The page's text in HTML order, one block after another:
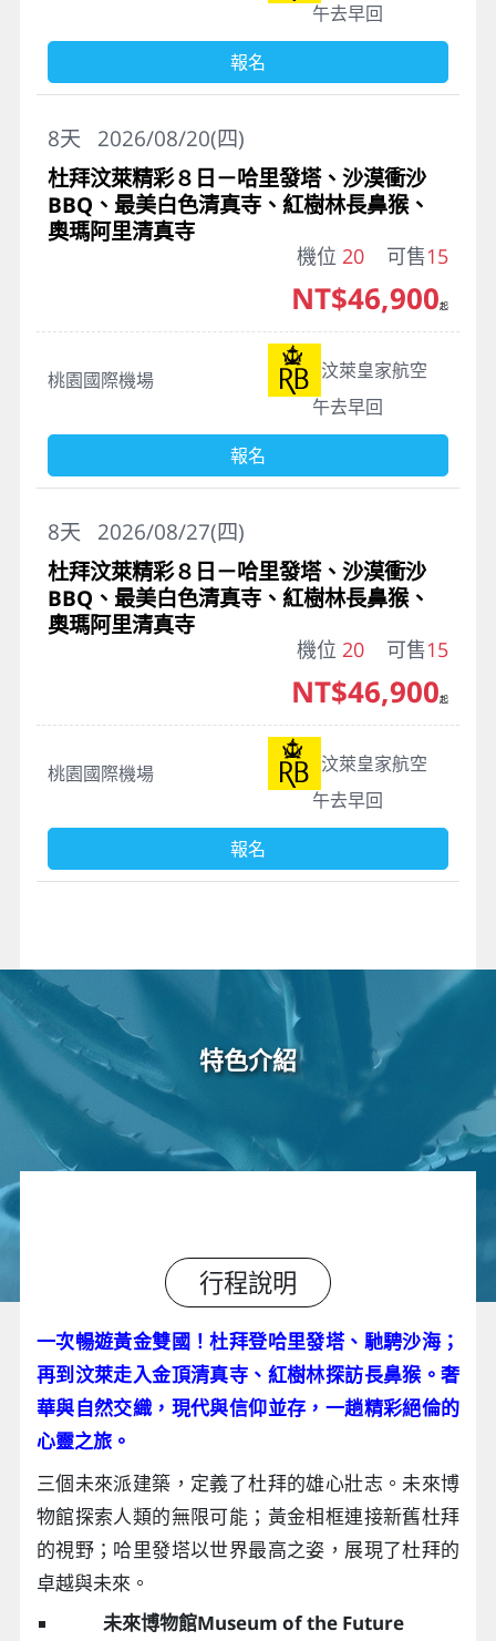
特色介紹
行程說明
一次暢遊黃金雙國！杜拜登哈里發塔、馳騁沙海；
再到汶萊走入金頂清真寺、紅樹林探訪長鼻猴。奢
華與自然交織，現代與信仰並存，一趟精彩絕倫的
心靈之旅。
三個未來派建築，定義了杜拜的雄心壯志。未來博
物館探索人類的無限可能；黃金相框連接新舊杜拜
的視野；哈里發塔以世界最高之姿，展現了杜拜的
卓越與未來。
未來博物館Museum of the Future
午去早回
報名
2026/08/20(四)
8天
杜拜汶萊精彩８日－哈里發塔、沙漠衝沙
BBQ、最美白色清真寺、紅樹林長鼻猴、
奧瑪阿里清真寺
機位 20 可售15
桃園國際機場
汶萊皇家航空
午去早回
NT$46,900起
報名
2026/08/27(四)
8天
杜拜汶萊精彩８日－哈里發塔、沙漠衝沙
BBQ、最美白色清真寺、紅樹林長鼻猴、
奧瑪阿里清真寺
機位 20 可售15
桃園國際機場
汶萊皇家航空
午去早回
NT$46,900起
報名